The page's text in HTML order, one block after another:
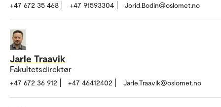
+47 672 35 468 +47 91593304 Jorid.Bodin@oslomet.no
Jarle Traavik
Fakultetsdirektør
+47 672 36 912 +47 46412402 Jarle.Traavik@oslomet.no